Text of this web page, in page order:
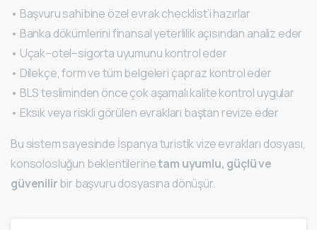
• Başvuru sahibine özel evrak checklist’i hazırlar
• Banka dökümlerini finansal yeterlilik açısından analiz eder
• Uçak–otel–sigorta uyumunu kontrol eder
• Dilekçe, form ve tüm belgeleri çapraz kontrol eder
• BLS tesliminden önce çok aşamalı kalite kontrol uygular
• Eksik veya riskli görülen evrakları baştan revize eder
Bu sistem sayesinde İspanya turistik vize evrakları dosyası,
konsolosluğun beklentilerinetam uyumlu, güçlü ve
güvenilirbir başvuru dosyasına dönüşür.